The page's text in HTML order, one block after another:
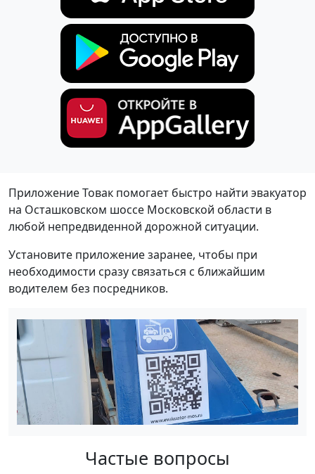
Приложение Товак помогает быстро найти эвакуатор
на Осташковском шоссе Московской области в
любой непредвиденной дорожной ситуации.
Установите приложение заранее, чтобы при
необходимости сразу связаться с ближайшим
водителем без посредников.
Частые вопросы